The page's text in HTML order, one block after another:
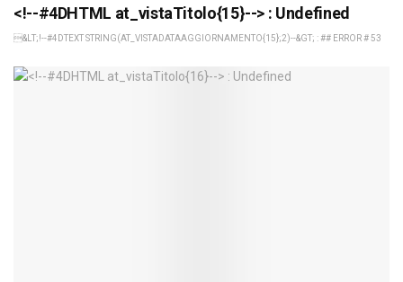
<!--#4DHTML at_vistaTitolo{15}--> : Undefined
&LT;!--#4DTEXT STRING(AT_VISTADATAAGGIORNAMENTO{15};2)--&GT; : ## ERROR # 53